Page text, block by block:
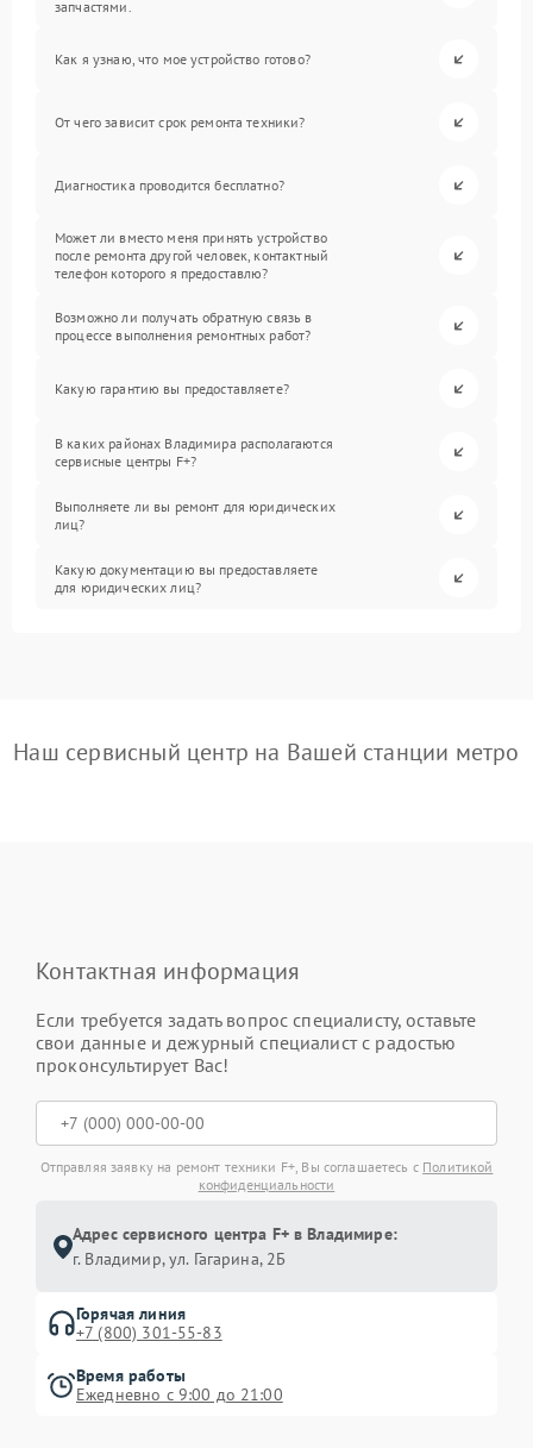
запчастями.
Как я узнаю, что мое устройство готово?
От чего зависит срок ремонта техники?
Диагностика проводится бесплатно?
Может ли вместо меня принять устройство
после ремонта другой человек, контактный
телефон которого я предоставлю?
Возможно ли получать обратную связь в
процессе выполнения ремонтных работ?
Какую гарантию вы предоставляете?
В каких районах Владимира располагаются
сервисные центры F+?
Выполняете ли вы ремонт для юридических
лиц?
Какую документацию вы предоставляете
для юридических лиц?
Наш сервисный центр на Вашей станции метро
Контактная информация
Если требуется задать вопрос специалисту, оставьте
свои данные и дежурный специалист с радостью
проконсультирует Вас!
Отправляя заявку на ремонт техники F+, Вы соглашаетесь с Политикой
конфиденциальности
Адрес сервисного центра F+ в Владимире:
г. Владимир, ул. Гагарина, 2Б
Горячая линия
+7 (800) 301-55-83
Время работы
Ежедневно с 9:00 до 21:00